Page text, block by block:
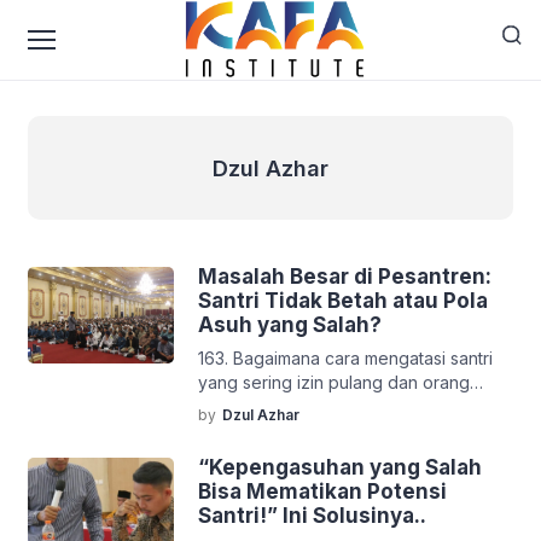
Dzul Azhar
Masalah Besar di Pesantren:
Santri Tidak Betah atau Pola
Asuh yang Salah?
163. Bagaimana cara mengatasi santri
yang sering izin pulang dan orang
tuanya pun selalu mendukung padahal
hal itu mengganggu kegiatan santri
sehingga pencapaian tidak maksimal?
Jawaban: Sebab anak yang sering
pulang berawal dari ketidak tertarikan
dia dengan kegiatan yang ada di
by Dzul Azhar
“Kepengasuhan yang Salah
Bisa Mematikan Potensi
Santri!” Ini Solusinya..